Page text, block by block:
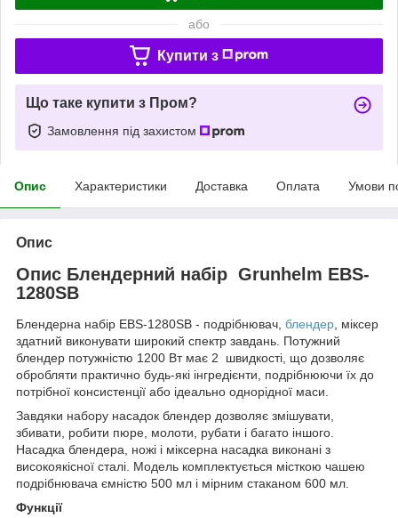
або
Купити з
Що таке купити з Пром?
Замовлення під захистом
Опис Характеристики Доставка Оплата Умови
Опис
Опис Блендерний набір Grunhelm EBS-
1280SB
Блендерна набір EBS-1280SB - подрібнювач, блендер, міксер
здатний виконувати широкий спектр завдань. Потужний
блендер потужністю 1200 Вт має 2 швидкості, що дозволяє
обробляти практично будь-які інгредієнти, подрібнюючи їх до
потрібної консистенції або ідеально однорідної маси.
Завдяки набору насадок блендер дозволяє змішувати,
збивати, робити пюре, молоти, рубати і багато іншого.
Насадка блендера, ножі і міксерна насадка виконані з
високоякісної сталі. Модель комплектується місткою чашею
подрібнювача ємністю 500 мл і мірним стаканом 600 мл.
Функції